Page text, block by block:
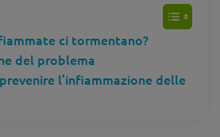
ci tormentano?
del problema
l’infiammazione delle